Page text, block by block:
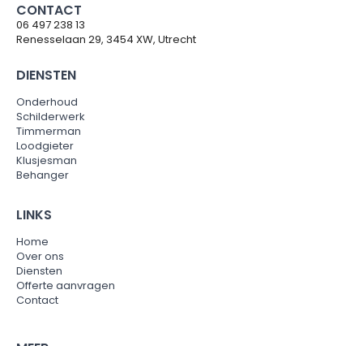
CONTACT
06 497 238 13
Renesselaan 29, 3454 XW, Utrecht
DIENSTEN
Onderhoud
Schilderwerk
Timmerman
Loodgieter
Klusjesman
Behanger
LINKS
Home
Over ons
Diensten
Offerte aanvragen
Contact